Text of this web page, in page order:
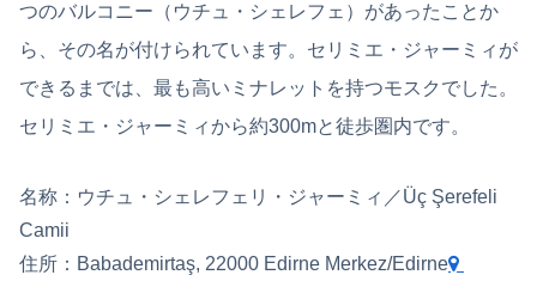
つのバルコニー（ウチュ・シェレフェ）があったことか
ら、その名が付けられています。セリミエ・ジャーミィが
できるまでは、最も高いミナレットを持つモスクでした。
セリミエ・ジャーミィから約300mと徒歩圏内です。
名称：ウチュ・シェレフェリ・ジャーミィ／Üç Şerefeli
Camii
住所：Babademirtaş, 22000 Edirne Merkez/Edirne